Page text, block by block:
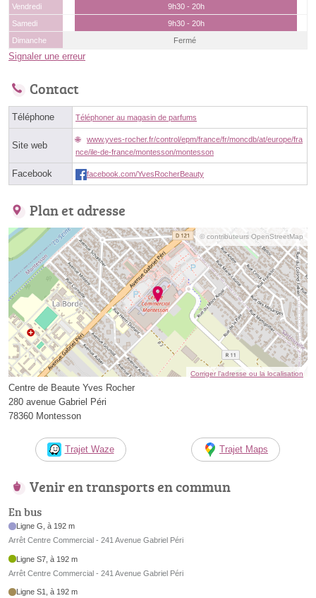
Vendredi
9h30 - 20h
Samedi
9h30 - 20h
Dimanche
Fermé
Signaler une erreur
Contact
Téléphone Téléphoner au magasin de parfums
Site web
www.yves-rocher.fr/control/epm/france/fr/moncdb/at/europe/fra
nce/ile-de-france/montesson/montesson
Facebook facebook.com/YvesRocherBeauty
Plan et adresse
© contributeurs OpenStreetMap
Corriger l’adresse ou la localisation
Centre de Beaute Yves Rocher
280 avenue Gabriel Péri
78360 Montesson
Trajet Waze Trajet Maps
Venir en transports en commun
En bus
Ligne G, à 192 m
Arrêt Centre Commercial - 241 Avenue Gabriel Péri
Ligne S7, à 192 m
Arrêt Centre Commercial - 241 Avenue Gabriel Péri
Ligne S1, à 192 m